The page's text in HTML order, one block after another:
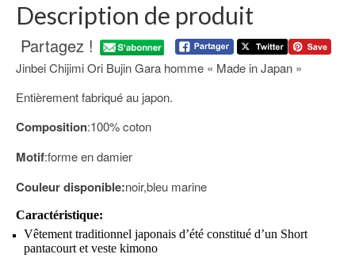
Description de produit
Partagez !
Jinbei Chijimi Ori Bujin Gara homme « Made in Japan »
Entièrement fabriqué au japon.
Composition:100% coton
Motif:forme en damier
Couleur disponible:noir,bleu marine
Caractéristique:
Vêtement traditionnel japonais d’été constitué d’un Short
pantacourt et veste kimono